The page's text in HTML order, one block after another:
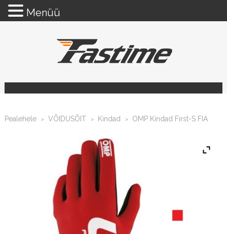
Pealehele > VÕIDUSÕIT > Kindad > OMP Kindad First-S FIA
Menüü